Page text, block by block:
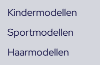
Kindermodellen
Sportmodellen
Haarmodellen